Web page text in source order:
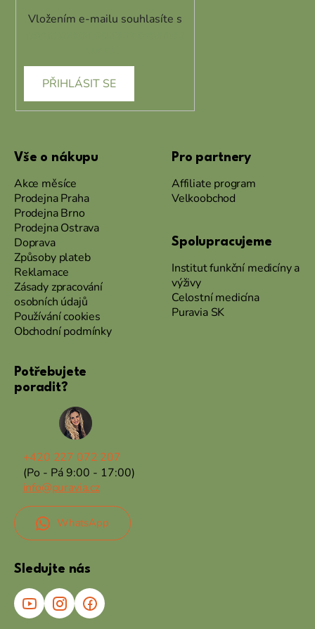
Vložením e-mailu souhlasíte s
PŘIHLÁSIT SE
Vše o nákupu
Akce měsíce
Prodejna Praha
Prodejna Brno
Prodejna Ostrava
Doprava
Způsoby plateb
Reklamace
Zásady zpracování
osobních údajů
Používání cookies
Obchodní podmínky
Pro partnery
Affiliate program
Velkoobchod
Spolupracujeme
Institut funkční medicíny a
výživy
Celostní medicína
Puravia SK
Potřebujete
poradit?
+420 227 072 207
(Po - Pá 9:00 - 17:00)
info@puravia.cz
WhatsApp
Sledujte nás